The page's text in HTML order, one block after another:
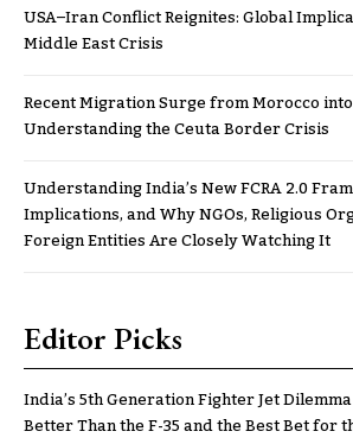
USA–Iran Conflict Reignites: Global
Middle East Crisis
Recent Migration Surge from Morocco
Understanding the Ceuta Border Crisis
Understanding India’s New FCRA 2.0
Implications, and Why NGOs, Religious
Foreign Entities Are Closely Watching It
Editor Picks
India’s 5th Generation Fighter Jet
Better Than the F-35 and the Best Bet for